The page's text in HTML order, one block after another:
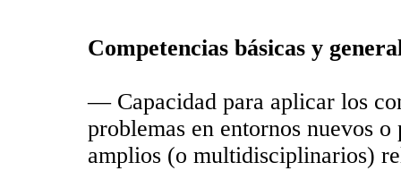
Competencias básicas y
— Capacidad para aplicar los
problemas en entornos nuevos
amplios (o multidisciplinarios)